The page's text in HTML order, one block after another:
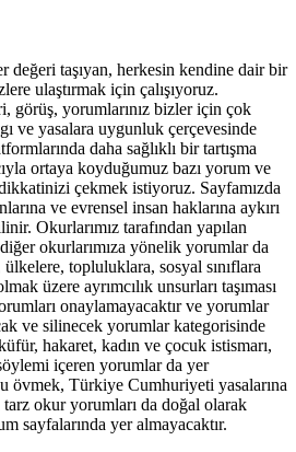
değeri taşıyan, herkesin kendine dair bir
ulaştırmak için çalışıyoruz.
görüş, yorumlarınız bizler için çok
ve yasalara uygunluk çerçevesinde
daha sağlıklı bir tartışma
ortaya koyduğumuz bazı yorum ve
çekmek istiyoruz. Sayfamızda
ve evrensel insan haklarına aykırı
Okurlarımız tarafından yapılan
okurlarımıza yönelik yorumlar da
topluluklara, sosyal sınıflara
üzere ayrımcılık unsurları taşıması
onaylamayacaktır ve yorumlar
ve silinecek yorumlar kategorisinde
hakaret, kadın ve çocuk istismarı,
içeren yorumlar da yer
övmek, Türkiye Cumhuriyeti yasalarına
okur yorumları da doğal olarak
sayfalarında yer almayacaktır.